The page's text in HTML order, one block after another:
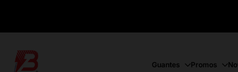
Guantes Promos
al